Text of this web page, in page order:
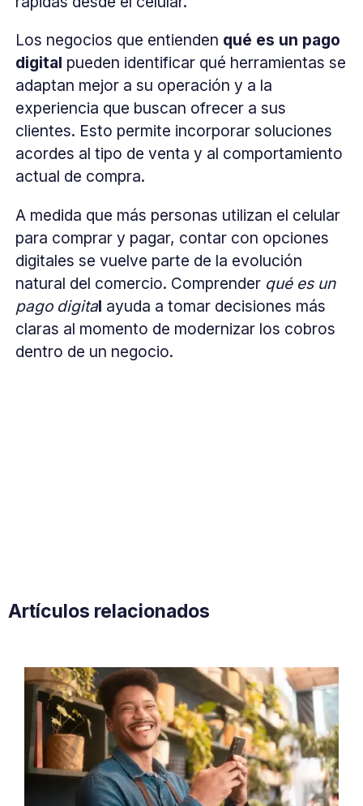
Los negocios que entienden qué es un pago
digital pueden identificar qué herramientas se
adaptan mejor a su operación y a la
experiencia que buscan ofrecer a sus
clientes. Esto permite incorporar soluciones
acordes al tipo de venta y al comportamiento
actual de compra.
A medida que más personas utilizan el celular
para comprar y pagar, contar con opciones
digitales se vuelve parte de la evolución
natural del comercio. Comprender qué es un
pago digital ayuda a tomar decisiones más
claras al momento de modernizar los cobros
dentro de un negocio.
Artículos relacionados